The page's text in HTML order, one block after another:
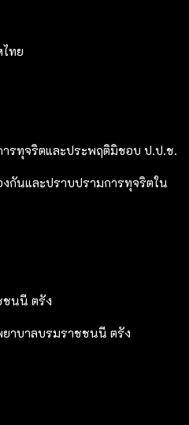
ทย
ารทุจริตและประพฤติมิชอบ ป.ป.ช.
กันและปราบปรามการทุจริตใน
ชนนี ตรัง
าบาลบรมราชชนนี ตรัง